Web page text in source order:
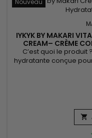
Nouveau
IYKYK BY MAKARI
CREAM– CRÈME
C’est quoi le
hydratante conçue
l'aloe vera, le
